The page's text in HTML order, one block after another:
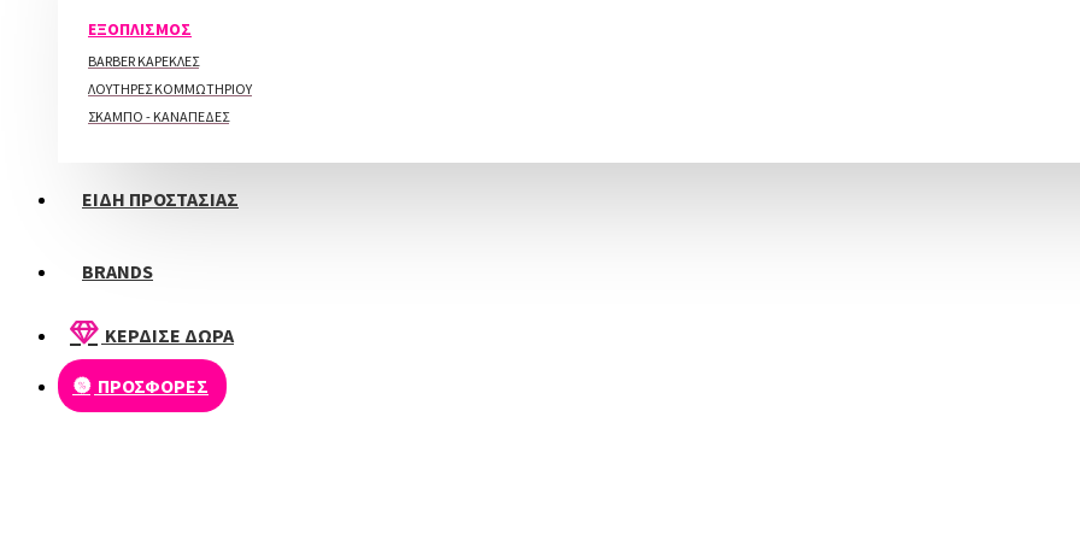
ΕΞΟΠΛΙΣΜΟΣ
BARBER ΚΑΡΕΚΛΕΣ
ΛΟΥΤΗΡΕΣ ΚΟΜΜΩΤΗΡΙΟΥ
ΣΚΑΜΠΟ - ΚΑΝΑΠΕΔΕΣ
ΕΙΔΗ ΠΡΟΣΤΑΣΙΑΣ
BRANDS
ΚΕΡΔΙΣΕ ΔΩΡΑ
ΠΡΟΣΦΟΡΕΣ